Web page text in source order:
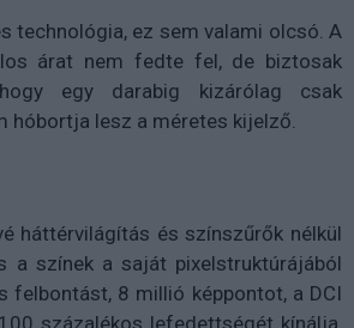
technológia, ez sem valami olcsó. A
árat nem fedte fel, de biztosak
egy darabig kizárólag csak
hóbortja lesz a méretes kijelző.
háttérvilágítás és színszűrők nélkül
a színek a saját pixelstruktúrájából
felbontást, 8 millió képpontot, a DCI
százalékos lefedettségét kínálja,